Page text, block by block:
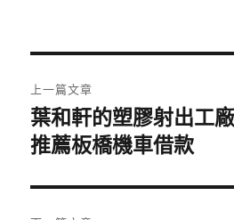
章
導
覽
上一篇文章
上
一
文
章:
葉和軒的塑膠射出工
推薦板橋機車借款